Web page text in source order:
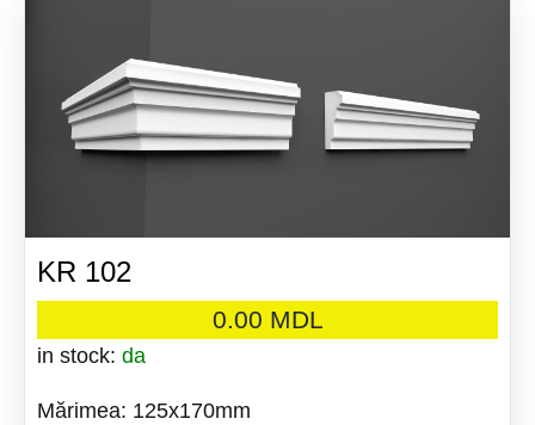
KR 102
0.00 MDL
in stock: da
Mărimea: 125x170mm